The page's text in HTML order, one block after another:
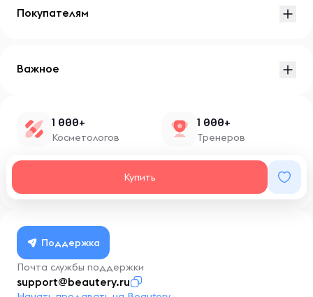
Купить
Покупателям
Важное
1 000+
Косметологов
1 000+
Тренеров
Нутрициологов
Поддержка
Почта службы поддержки
support@beautery.ru